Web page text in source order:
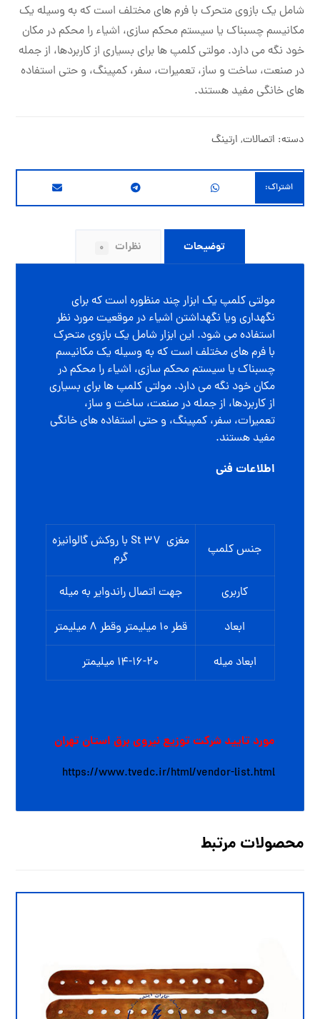
شامل یک بازوی متحرک با فرم های مختلف است که به وسیله یک
مکانیسم چسبناک یا سیستم محکم سازی، اشیاء را محکم در مکان
خود نگه می دارد. مولتی کلمپ ها برای بسیاری از کاربردها، از جمله
در صنعت، ساخت و ساز، تعمیرات، سفر، کمپینگ، و حتی استفاده
های خانگی مفید هستند.
دسته: اتصالات, ارتینگ
توضیحات نظرات 0
مولتی کلمپ یک ابزار چند منظوره است که برای
نگهداری ویا نگهداشتن اشیاء در موقعیت مورد نظر
استفاده می شود. این ابزار شامل یک بازوی متحرک
با فرم های مختلف است که به وسیله یک مکانیسم
چسبناک یا سیستم محکم سازی، اشیاء را محکم در
مکان خود نگه می دارد. مولتی کلمپ ها برای بسیاری
از کاربردها، از جمله در صنعت، ساخت و ساز،
تعمیرات، سفر، کمپینگ، و حتی استفاده های خانگی
مفید هستند.
اطلاعات فنی
جنس کلمپ
مغزی St 37 با روکش گالوانیزه
گرم
کاربری
جهت اتصال راندوایر به میله
ابعاد قطر 10 میلیمتر وقطر 8 میلیمتر
ابعاد میله 14-16-20 میلیمتر
مورد تایید شرکت توزیع نیروی برق استان تهران
https://www.tvedc.ir/html/vendor-list.html
محصولات مرتبط